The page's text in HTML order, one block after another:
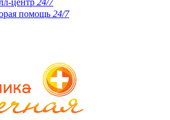
центр 24/7
помощь 24/7